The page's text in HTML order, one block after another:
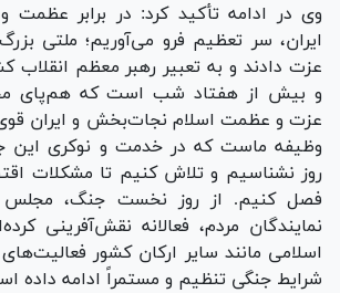
وی در ادامه تأکید کرد: در برابر عظمت
ایران، سر تعظیم فرو می‌آوریم؛ ملتی
عزت دادند و به تعبیر رهبر معظم انقلاب
و بیش از هفتاد شب است که هم‌پای
عزت و عظمت اسلام نجات‌بخش و ایران
وظیفه ماست که در خدمت و نوکری این
روز نشناسیم و تلاش کنیم تا مشکلات
فصل کنیم. از روز نخست جنگ، مجلس
نمایندگان مردم، فعالانه نقش‌آفرینی
اسلامی مانند سایر ارکان کشور
شرایط جنگی تنظیم و مستمراً ادامه داده